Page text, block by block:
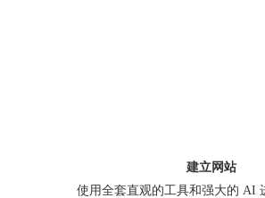
建立网站
使用全套直观的工具和强大的 AI